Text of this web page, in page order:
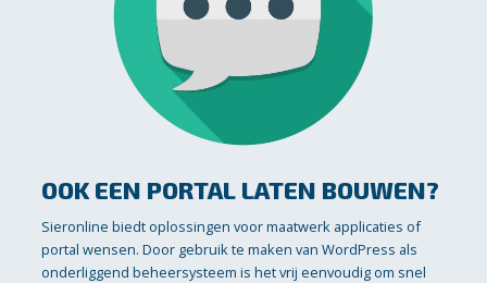
OOK EEN PORTAL LATEN BOUWEN?
Sieronline biedt oplossingen voor maatwerk applicaties of
portal wensen. Door gebruik te maken van WordPress als
onderliggend beheersysteem is het vrij eenvoudig om snel